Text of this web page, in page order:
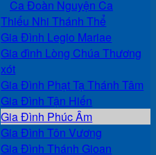
Ca Đoàn Nguyện Ca
Thiếu Nhi Thánh Thể
Gia Đình Legio Mariae
Gia đình Lòng Chúa Thương
xót
Gia Đình Phạt Tạ Thánh Tâm
Gia Đình Tận Hiến
Gia Đình Phúc Âm
Gia Đình Tôn Vương
Gia Đình Thánh Gioan